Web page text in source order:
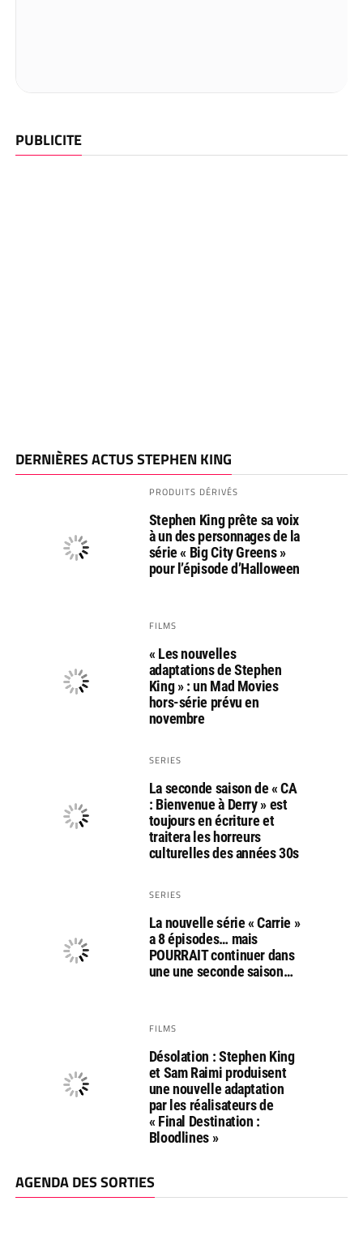
PUBLICITE
DERNIÈRES ACTUS STEPHEN KING
PRODUITS DÉRIVÉS
Stephen King prête sa voix
à un des personnages de la
série « Big City Greens »
pour l’épisode d’Halloween
FILMS
« Les nouvelles
adaptations de Stephen
King » : un Mad Movies
hors-série prévu en
novembre
SERIES
La seconde saison de « CA
: Bienvenue à Derry » est
toujours en écriture et
traitera les horreurs
culturelles des années 30s
SERIES
La nouvelle série « Carrie »
a 8 épisodes… mais
POURRAIT continuer dans
une une seconde saison…
FILMS
Désolation : Stephen King
et Sam Raimi produisent
une nouvelle adaptation
par les réalisateurs de
« Final Destination :
Bloodlines »
AGENDA DES SORTIES